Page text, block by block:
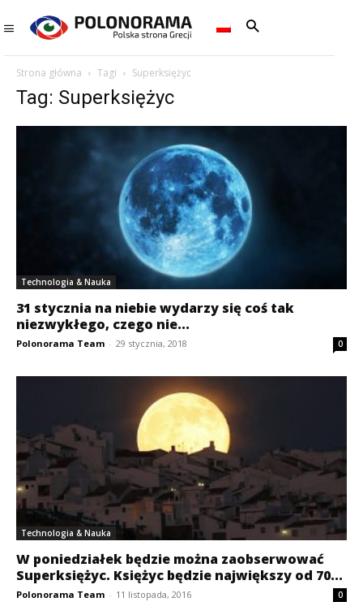
Strona główna Tagi Superksiężyc
Tag: Superksiężyc
Technologia & Nauka
31 stycznia na niebie wydarzy się coś tak
niezwykłego, czego nie...
Polonorama Team - 29 stycznia, 2018 0
Technologia & Nauka
W poniedziałek będzie można zaobserwować
Superksiężyc. Księżyc będzie największy od 70...
Polonorama Team - 11 listopada, 2016 0